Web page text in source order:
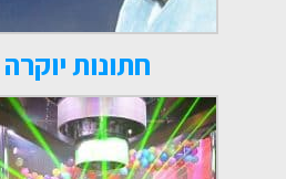
חתונות יוקרה